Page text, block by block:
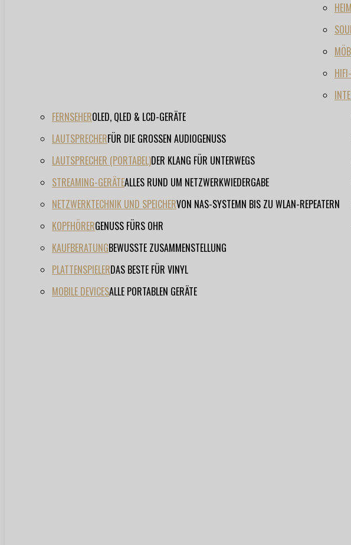
FERNSEHEROLED, QLED & LCD-GERÄTE
LAUTSPRECHERFÜR DIE GROSSEN AUDIOGENUSS
LAUTSPRECHER (PORTABEL)DER KLANG FÜR UNTERWEGS
STREAMING-GERÄTEALLES RUND UM NETZWERKWIEDERGABE
NETZWERKTECHNIK UND SPEICHERVON NAS-SYSTEMN BIS ZU WLAN-REPEATERN
KOPFHÖRERGENUSS FÜRS OHR
KAUFBERATUNGBEWUSSTE ZUSAMMENSTELLUNG
PLATTENSPIELERDAS BESTE FÜR VINYL
MOBILE DEVICESALLE PORTABLEN GERÄTE